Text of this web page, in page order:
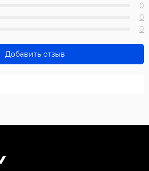
0
0
0
Добавить отзыв